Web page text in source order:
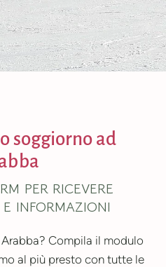
soggiorno ad
PER RICEVERE
INFORMAZIONI
Compila il modulo
al più presto con tutte le